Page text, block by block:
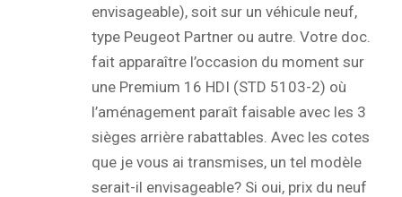
envisageable), soit sur un véhicule neuf,
type Peugeot Partner ou autre. Votre doc.
fait apparaître l’occasion du moment sur
une Premium 16 HDI (STD 5103-2) où
l’aménagement paraît faisable avec les 3
sièges arrière rabattables. Avec les cotes
que je vous ai transmises, un tel modèle
serait-il envisageable? Si oui, prix du neuf